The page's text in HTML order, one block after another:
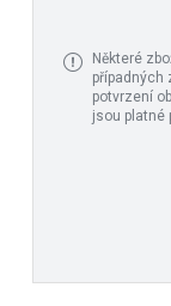
Některé
případných
potvrzení
jsou platné